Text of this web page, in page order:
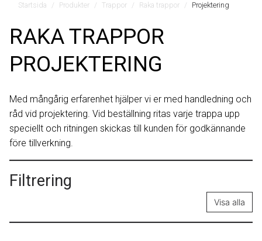
Startsida Produkter Trappor Raka trappor Projektering
RAKA TRAPPOR
PROJEKTERING
Med mångårig erfarenhet hjälper vi er med handledning och
råd vid projektering. Vid beställning ritas varje trappa upp
speciellt och ritningen skickas till kunden för godkännande
före tillverkning.
Filtrering
Visa alla